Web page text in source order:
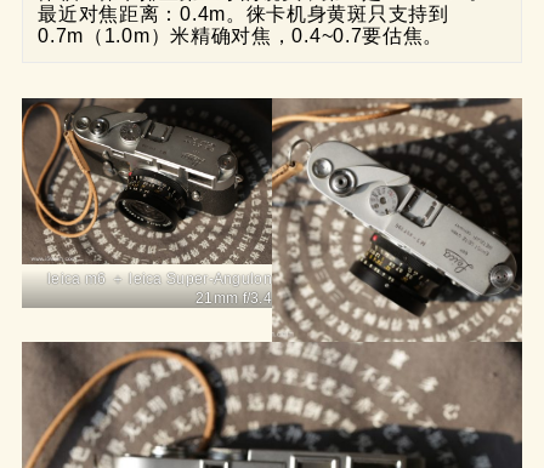
最近对焦距离：0.4m。徕卡机身黄斑只支持到
0.7m（1.0m）米精确对焦，0.4~0.7要估焦。
leica m6 ＋ leica Super-Angulon
21mm f/3.4